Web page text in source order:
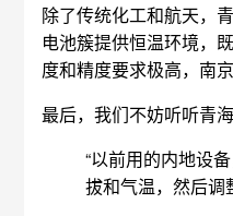
除了传统化工和航天，
电池簇提供恒温环境，
度和精度要求极高，南
最后，我们不妨听听青
“以前用的内地设
拔和气温，然后调